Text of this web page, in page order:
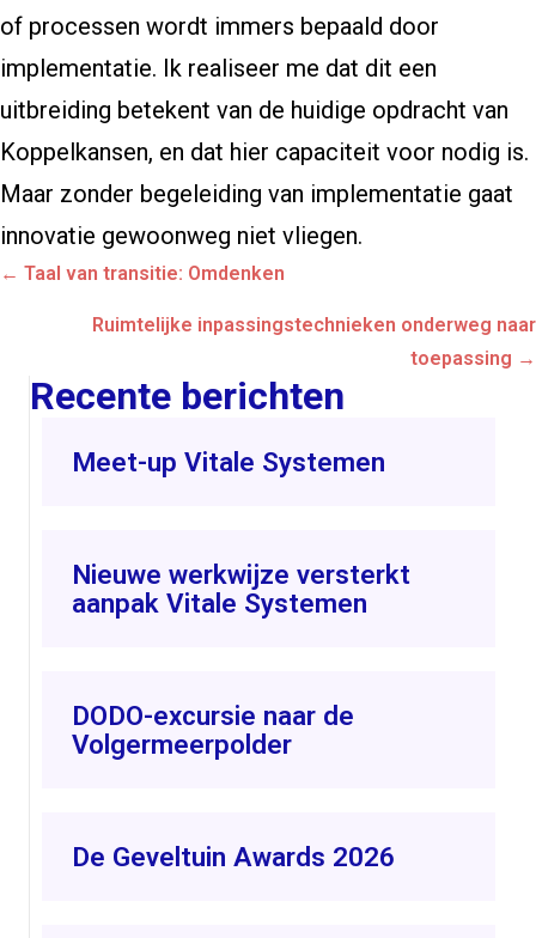
of processen wordt immers bepaald door
implementatie. Ik realiseer me dat dit een
uitbreiding betekent van de huidige opdracht van
Koppelkansen, en dat hier capaciteit voor nodig is.
Maar zonder begeleiding van implementatie gaat
innovatie gewoonweg niet vliegen.
Posts
navigation
← Taal van transitie: Omdenken
Ruimtelijke inpassingstechnieken onderweg naar
toepassing →
Recente berichten
Meet-up Vitale Systemen
Nieuwe werkwijze versterkt
aanpak Vitale Systemen
DODO-excursie naar de
Volgermeerpolder
De Geveltuin Awards 2026